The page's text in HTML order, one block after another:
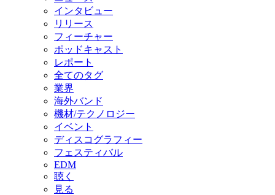
インタビュー
リリース
フィーチャー
ポッドキャスト
レポート
全てのタグ
業界
海外バンド
機材/テクノロジー
イベント
ディスコグラフィー
フェスティバル
EDM
聴く
見る